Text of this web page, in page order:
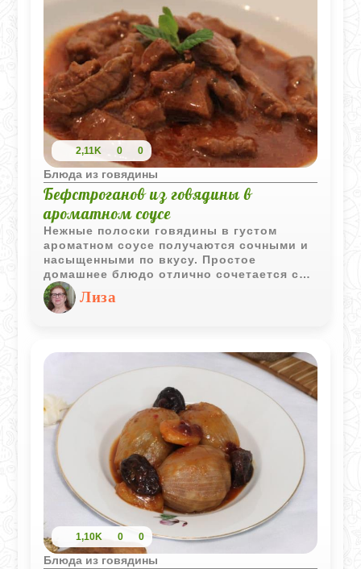
Главный секрет - правильно
подготовленная мясная основа. Фарш
взбивается до пастообразной
консистенции, смешивается с луком,
майонезом и специями, а затем
запекается тонким пластом. Благодаря
этому мясо получается нежным, сочным
и легко нарезается на тонкие ломтики,
как в классическом донере.
2,11K 0 0
Блюда из говядины
Бефстроганов из говядины в
ароматном соусе
Нежные полоски говядины в густом
ароматном соусе получаются сочными и
насыщенными по вкусу. Простое
домашнее блюдо отлично сочетается с
картофельным пюре, рисом или свежими
овощами.
Лиза
1,10K 0 0
Блюда из говядины